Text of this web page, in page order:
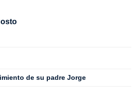
de su padre Jorge